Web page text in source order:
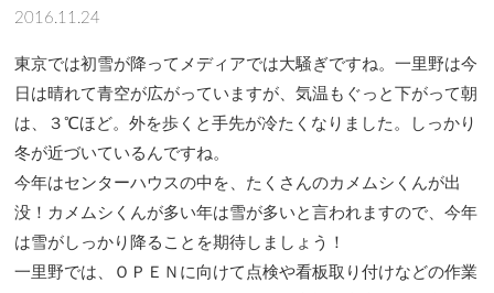
2016.11.24
東京では初雪が降ってメディアでは大騒ぎですね。一里野は今
日は晴れて青空が広がっていますが、気温もぐっと下がって朝
は、３℃ほど。外を歩くと手先が冷たくなりました。しっかり
冬が近づいているんですね。
今年はセンターハウスの中を、たくさんのカメムシくんが出
没！カメムシくんが多い年は雪が多いと言われますので、今年
は雪がしっかり降ることを期待しましょう！
一里野では、ＯＰＥＮに向けて点検や看板取り付けなどの作業